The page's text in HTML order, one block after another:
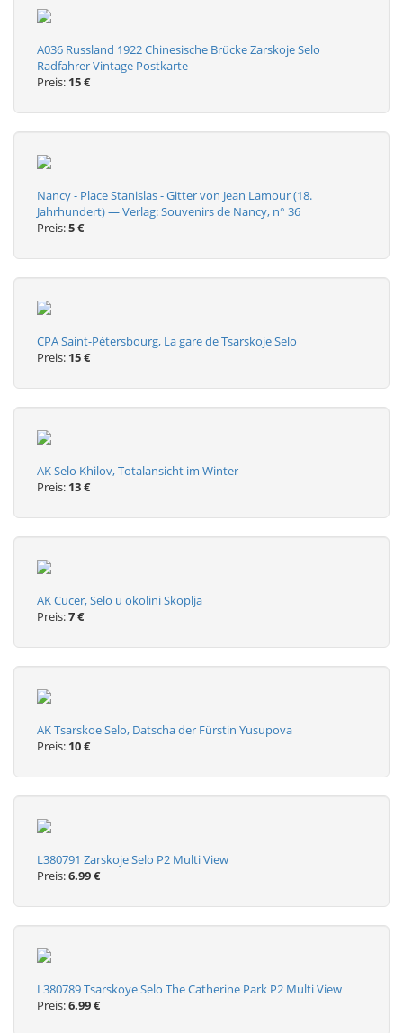
A036 Russland 1922 Chinesische Brücke Zarskoje Selo
Radfahrer Vintage Postkarte
Preis: 15 €
Nancy - Place Stanislas - Gitter von Jean Lamour (18.
Jahrhundert) — Verlag: Souvenirs de Nancy, n° 36
Preis:5 €
CPA Saint-Pétersbourg, La gare de Tsarskoje Selo
Preis: 15 €
AK Selo Khilov, Totalansicht im Winter
Preis: 13 €
AK Cucer, Selo u okolini Skoplja
Preis:7 €
AK Tsarskoe Selo, Datscha der Fürstin Yusupova
Preis: 10 €
L380791 Zarskoje Selo P2 Multi View
Preis:6.99 €
L380789 Tsarskoye Selo The Catherine Park P2 Multi View
Preis:6.99 €